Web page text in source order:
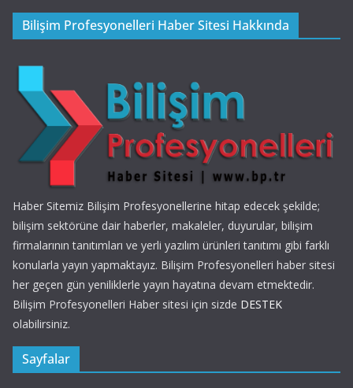
Bilişim Profesyonelleri Haber Sitesi Hakkında
Haber Sitemiz Bilişim Profesyonellerine hitap edecek şekilde;
bilişim sektörüne dair haberler, makaleler, duyurular, bilişim
firmalarının tanıtımları ve yerli yazılım ürünleri tanıtımı gibi farklı
konularla yayın yapmaktayız. Bilişim Profesyonelleri haber sitesi
her geçen gün yeniliklerle yayın hayatına devam etmektedir.
Bilişim Profesyonelleri Haber sitesi için sizde DESTEK
olabilirsiniz.
Sayfalar